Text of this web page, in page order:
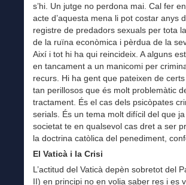
s’hi. Un jutge no perdona mai. Cal fer
acte d’aquesta mena li pot costar anys
registre de predadors sexuals per tota
de la ruïna econòmica i pèrdua de la
Així i tot hi ha qui reincideix. A alguns
en tancament a un manicomi per
recurs. Hi ha gent que pateixen de
tan perillosos que és molt problemàtic
tractament. És el cas dels psicòpates
serials. És un tema molt difícil del que
societat te en qualsevol cas dret a ser
la doctrina catòlica del penediment,
El Vaticà i la Crisi
L’actitud del Vaticà depèn sobretot del
II) en principi no en volia saber res i es